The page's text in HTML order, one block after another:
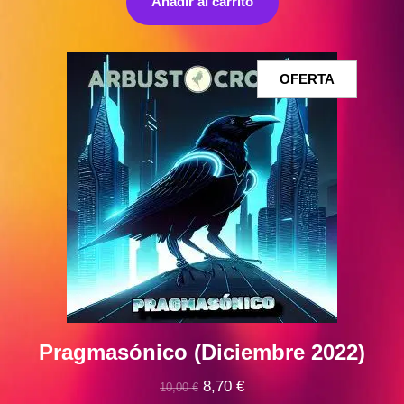
era:
es:
OFERTA
Pragmasónico (Diciembre 2022)
10,00€ El
8,70 €El